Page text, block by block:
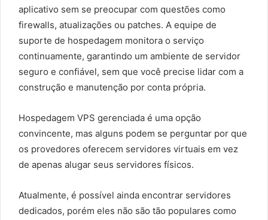
aplicativo sem se preocupar com questões como
firewalls, atualizações ou patches. A equipe de
suporte de hospedagem monitora o serviço
continuamente, garantindo um ambiente de servidor
seguro e confiável, sem que você precise lidar com a
construção e manutenção por conta própria.
Hospedagem VPS gerenciada é uma opção
convincente, mas alguns podem se perguntar por que
os provedores oferecem servidores virtuais em vez
de apenas alugar seus servidores físicos.
Atualmente, é possível ainda encontrar servidores
dedicados, porém eles não são tão populares como